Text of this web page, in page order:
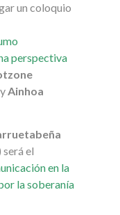
un coloquio
perspectiva
Ainhoa
será el
en la
la soberanía